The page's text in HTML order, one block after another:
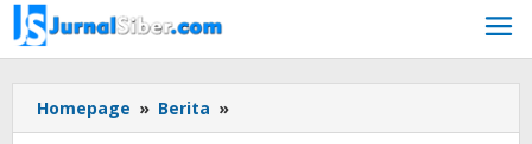
Skip
to
content
Homepage » Berita »
Kemal